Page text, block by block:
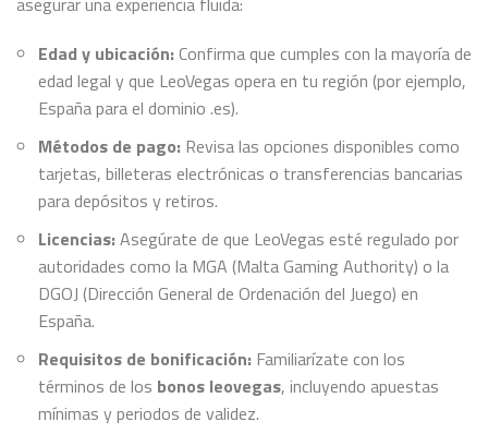
Edad y ubicación: Confirma que cumples con la mayoría de
edad legal y que LeoVegas opera en tu región (por ejemplo,
España para el dominio .es).
Métodos de pago: Revisa las opciones disponibles como
tarjetas, billeteras electrónicas o transferencias bancarias
para depósitos y retiros.
Licencias: Asegúrate de que LeoVegas esté regulado por
autoridades como la MGA (Malta Gaming Authority) o la
DGOJ (Dirección General de Ordenación del Juego) en
España.
Requisitos de bonificación: Familiarízate con los
términos de los bonos leovegas, incluyendo apuestas
mínimas y periodos de validez.